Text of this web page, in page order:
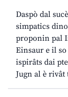
Daspò dal
simpatics
proponin pal
Einsaur e il
ispirâts dai
Jugn al è